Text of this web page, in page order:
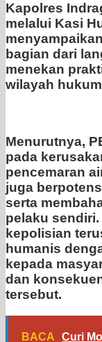
Kapolres
melalui Kasi
bagian dari
menekan
wilayah
Menurutnya,
pada
pencemaran
juga
serta
pelaku
kepolisian
humanis
kepada
dan
tersebut.
BACA Curi